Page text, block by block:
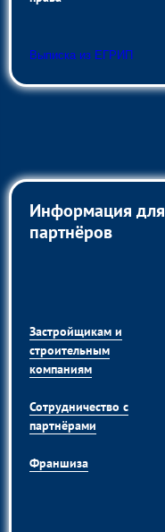
Выписка из ЕГРИП
Информация для
партнёров
Застройщикам и
строительным
компаниям
Сотрудничество с
партнёрами
Франшиза